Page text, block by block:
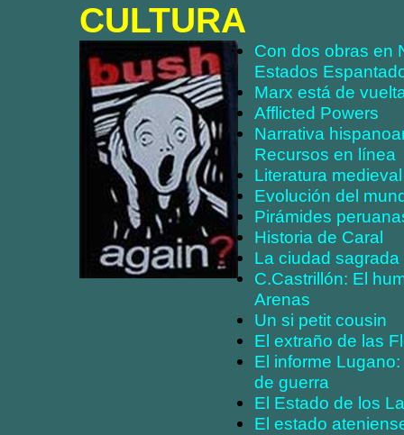
CULTURA
Con dos obras en
Estados
Marx está de
Afflicted Powers
Narrativa
Recursos en línea
Literatura
Evolución del
Pirámides
Historia de Caral
La ciudad sagrada
C.Castrillón: El
Arenas
Un si petit cousin
El extraño de las
El informe
de guerra
El Estado de los
El estado